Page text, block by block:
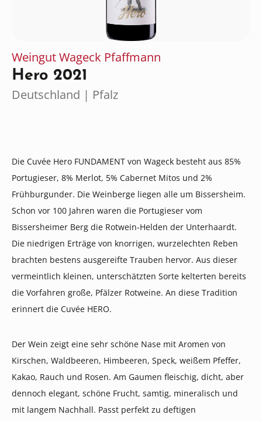
Weingut Wageck Pfaffmann
Hero 2021
Deutschland | Pfalz
Die Cuvée Hero FUNDAMENT von Wageck besteht aus 85%
Portugieser, 8% Merlot, 5% Cabernet Mitos und 2%
Frühburgunder. Die Weinberge liegen alle um Bissersheim.
Schon vor 100 Jahren waren die Portugieser vom
Bissersheimer Berg die Rotwein-Helden der Unterhaardt.
Die niedrigen Erträge von knorrigen, wurzelechten Reben
brachten bestens ausgereifte Trauben hervor. Aus dieser
vermeintlich kleinen, unterschätzten Sorte kelterten bereits
die Vorfahren große, Pfälzer Rotweine. An diese Tradition
erinnert die Cuvée HERO.
Der Wein zeigt eine sehr schöne Nase mit Aromen von
Kirschen, Waldbeeren, Himbeeren, Speck, weißem Pfeffer,
Kakao, Rauch und Rosen. Am Gaumen fleischig, dicht, aber
dennoch elegant, schöne Frucht, samtig, mineralisch und
mit langem Nachhall. Passt perfekt zu deftigen